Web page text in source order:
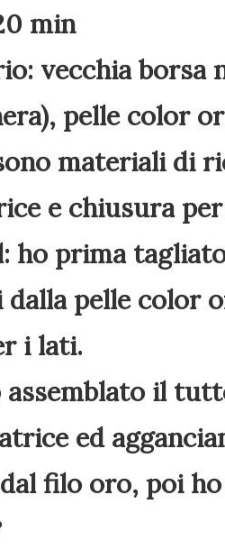
min
vecchia
pelle color
materiali di
e chiusura
ho prima
dalla pelle color
i lati.
assemblato il
ed
filo oro, poi